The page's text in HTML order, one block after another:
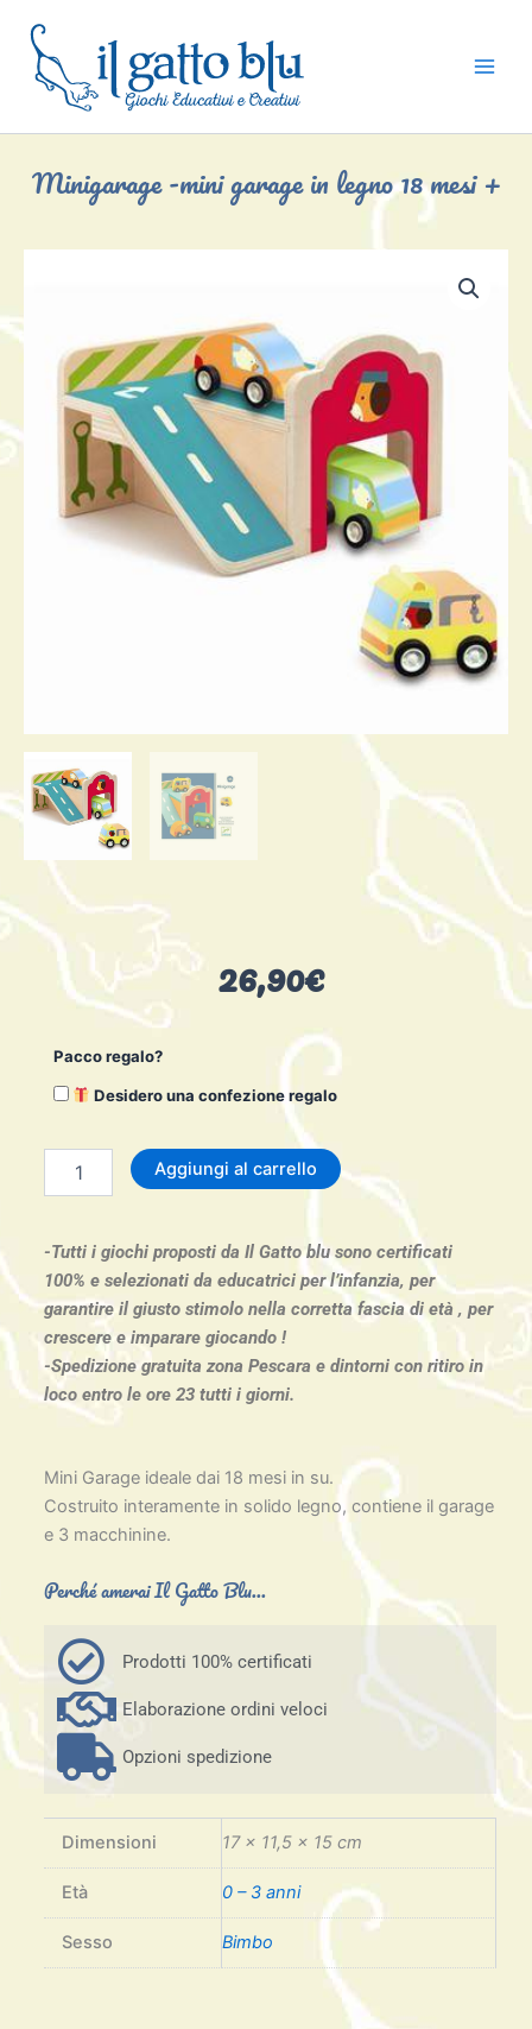
contenuto
Minigarage -mini garage in legno 18 mesi +
26,90€
Pacco regalo?
Desidero una confezione regalo
Minigarage
mini
legno
quantità
Aggiungi al carrello
-Tutti i giochi proposti da Il Gatto blu sono certificati
100% e selezionati da educatrici per l’infanzia, per
garantire il giusto stimolo nella corretta fascia di età , per
crescere e imparare giocando !
-Spedizione gratuita zona Pescara e dintorni con ritiro in
loco entro le ore 23 tutti i giorni.
Mini Garage ideale dai 18 mesi in su.
Costruito interamente in solido legno, contiene il garage
e 3 macchinine.
Perché amerai Il Gatto Blu...
Prodotti 100% certificati
Elaborazione ordini veloci
Opzioni spedizione
Dimensioni 17 × 11,5 × 15 cm
Età 0 – 3 anni
Sesso Bimbo